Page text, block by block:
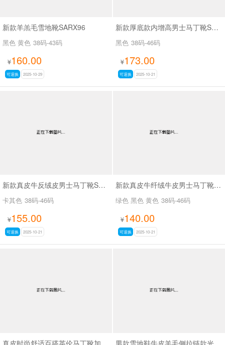
新款羊羔毛雪地靴SARX96
黑色 黄色 38码-43码
¥160.00
可退换 2025-10-29
新款厚底款内增高男士马丁靴SA23395
黑色 38码-46码
¥173.00
可退换 2025-10-21
新款真皮牛反绒皮男士马丁靴SA66638
卡其色 38码-46码
¥155.00
可退换 2025-10-21
新款真皮牛纤绒牛皮男士马丁靴SA97222
绿色 黑色 黄色 38码-46码
¥140.00
可退换 2025-10-21